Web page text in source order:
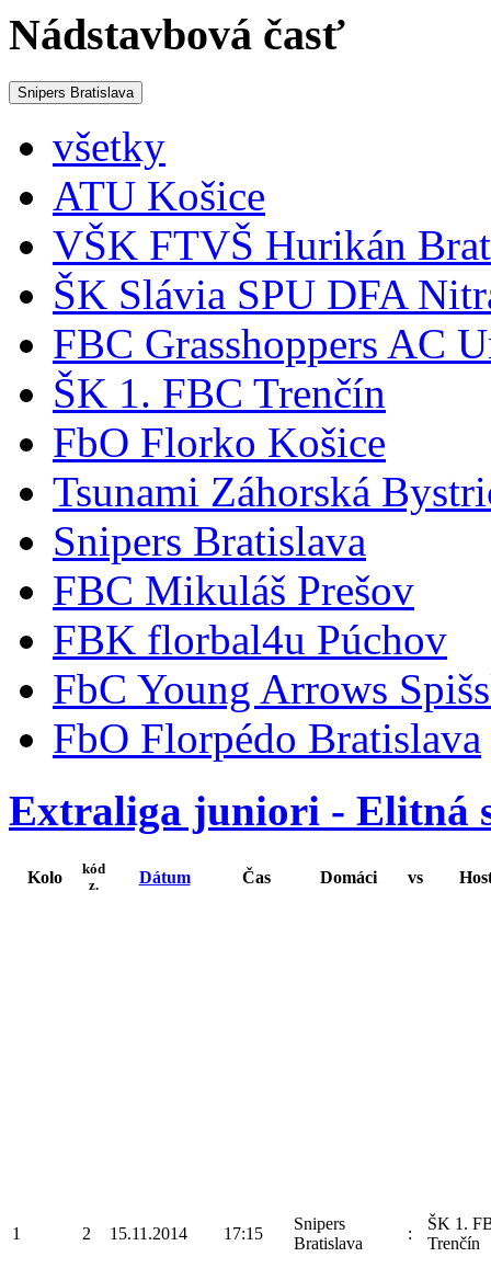
Nádstavbová časť
Snipers Bratislava
všetky
ATU Košice
VŠK FTVŠ Hurikán
ŠK Slávia SPU DFA
FBC Grasshoppers AC
ŠK 1. FBC Trenčín
FbO Florko Košice
Tsunami Záhorská
Snipers Bratislava
FBC Mikuláš Prešov
FBK florbal4u Púchov
FbC Young Arrows
FbO Florpédo Bratislava
Extraliga juniori - Elitná
Kolo
kód
z.
Dátum Čas Domáci vs
1 2 15.11.2014 17:15
Snipers
Bratislava
:
ŠK 1.
Trenčín